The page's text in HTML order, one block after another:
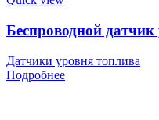
Беспроводной
Датчики уровня топлива
Подробнее